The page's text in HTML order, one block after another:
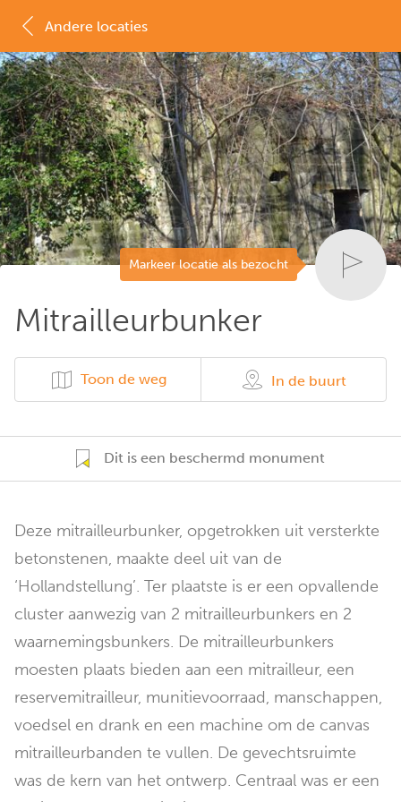
Markeer locatie als bezocht
Mitrailleurbunker
Toon de weg In de buurt
Dit is een beschermd monument
Deze mitrailleurbunker, opgetrokken uit versterkte
betonstenen, maakte deel uit van de
‘Hollandstellung’. Ter plaatste is er een opvallende
cluster aanwezig van 2 mitrailleurbunkers en 2
waarnemingsbunkers. De mitrailleurbunkers
moesten plaats bieden aan een mitrailleur, een
reservemitrailleur, munitievoorraad, manschappen,
voedsel en drank en een machine om de canvas
mitrailleurbanden te vullen. De gevechtsruimte
was de kern van het ontwerp. Centraal was er een
Andere locaties
MAP LIJST